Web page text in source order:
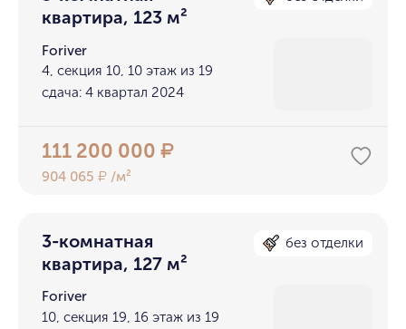
квартира, 123 м²
Foriver
4, секция 10, 10 этаж из 19
сдача: 4 квартал 2024
111 200 000₽
904 065₽ /м²
3-комнатная
квартира, 127 м²
без отделки
Foriver
10, секция 19, 16 этаж из 19